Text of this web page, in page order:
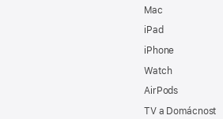
Mac
iPad
iPhone
Watch
AirPods
TV a Domácnost